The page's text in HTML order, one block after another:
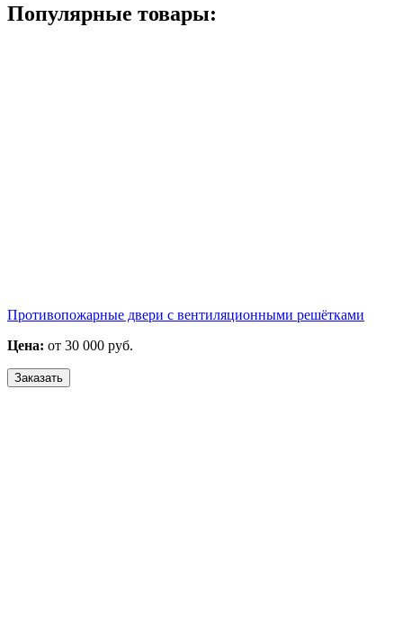
Популярные товары:
Противопожарные двери с вентиляционными решётками
Цена: от 30 000 руб.
Заказать